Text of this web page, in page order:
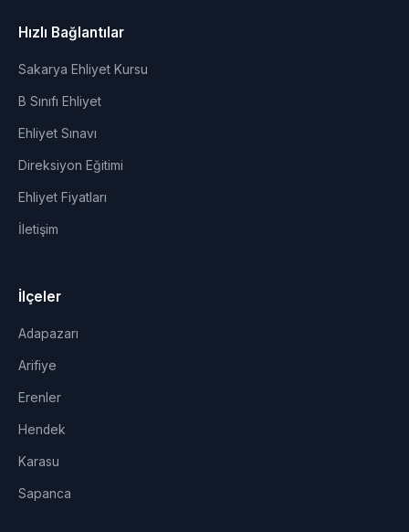
Hızlı Bağlantılar
Sakarya Ehliyet Kursu
B Sınıfı Ehliyet
Ehliyet Sınavı
Direksiyon Eğitimi
Ehliyet Fiyatları
İletişim
İlçeler
Adapazarı
Arifiye
Erenler
Hendek
Karasu
Sapanca